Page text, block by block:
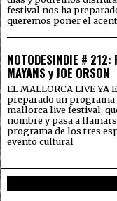
festival nos ha
queremos poner el
NOTODESINDIE # 212:
MAYANS y JOE ORSON
EL MALLORCA LIVE YA
preparado un programa
mallorca live festival,
nombre y pasa a
programa de los tres
evento cultural